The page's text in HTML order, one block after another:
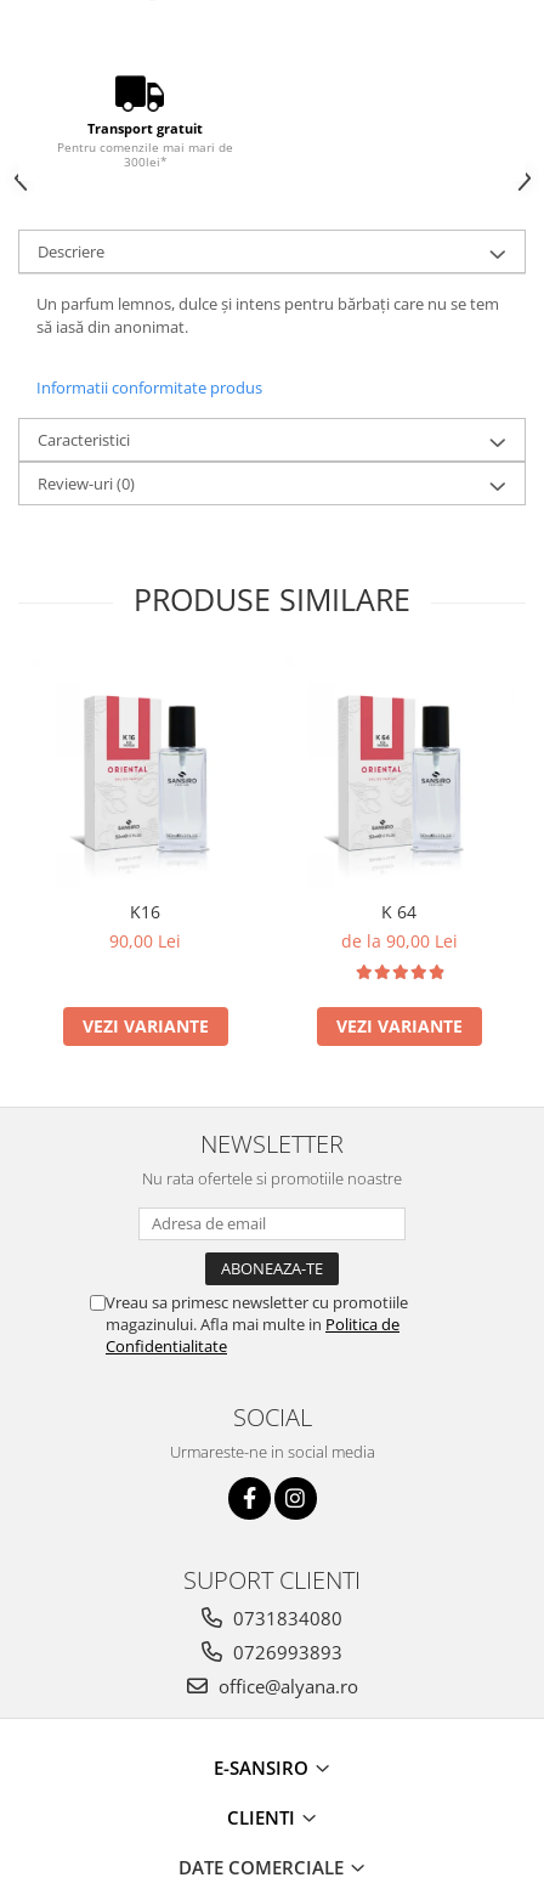
Transport gratuit
Pentru comenzile mai mari de
300lei*
Descriere
Un parfum lemnos, dulce și intens pentru bărbați care nu se tem
să iasă din anonimat.
Informatii conformitate produs
Caracteristici
Review-uri(0)
PRODUSE SIMILARE
K16
90,00 Lei
VEZI VARIANTE
K 64
de la 90,00 Lei
VEZI VARIANTE
NEWSLETTER
Nu rata ofertele si promotiile noastre
Vreau sa primesc newsletter cu promotiile
magazinului. Afla mai multe in Politica de
Confidentialitate
SOCIAL
Urmareste-ne in social media
SUPORT CLIENTI
0731834080
0726993893
office@alyana.ro
E-SANSIRO
CLIENTI
DATE COMERCIALE